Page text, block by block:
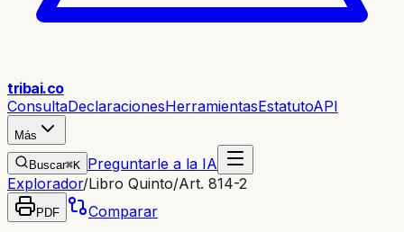
tribai.co
ConsultaDeclaracionesHerramientasEstatutoAPI
Más
Buscar⌘K Preguntarle a la IA
Explorador/Libro Quinto/Art. 814-2
PDF Comparar